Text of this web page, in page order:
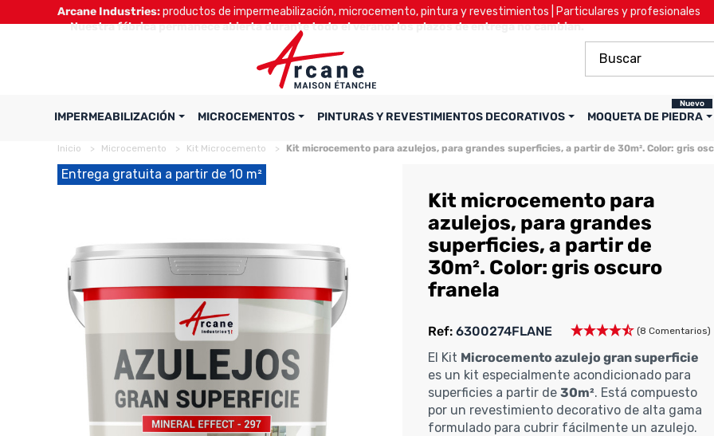
Arcane Industries:productos de impermeabilización, microcemento, pintura y revestimientos | Particulares y profesionales
Nuestra fábrica permanece abierta durante todo el verano: los plazos de entrega no cambian.
IMPERMEABILIZACIÓN MICROCEMENTOS PINTURAS Y REVESTIMIENTOS DECORATIVOS MOQUETA DE PIEDRA
Nuevo
Inicio Microcemento Kit Microcemento Kit microcemento para azulejos, para grandes superficies, a partir de 30m². Color: gris
Entrega gratuita a partir de 10 m²
Kit microcemento para
azulejos, para grandes
superficies, a partir de
30m². Color: gris oscuro
franela
Ref: 6300274FLANE (8 Comentarios)
El Kit Microcemento azulejo gran superficie
es un kit especialmente acondicionado para
superficies a partir de30m². Está compuesto
por un revestimiento decorativo de alta gama
formulado para cubrir fácilmente un azulejo.